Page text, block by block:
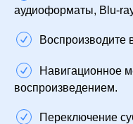
аудиоформаты, Blu-
Воспроизводите
Навигационное
воспроизведением.
Переключение